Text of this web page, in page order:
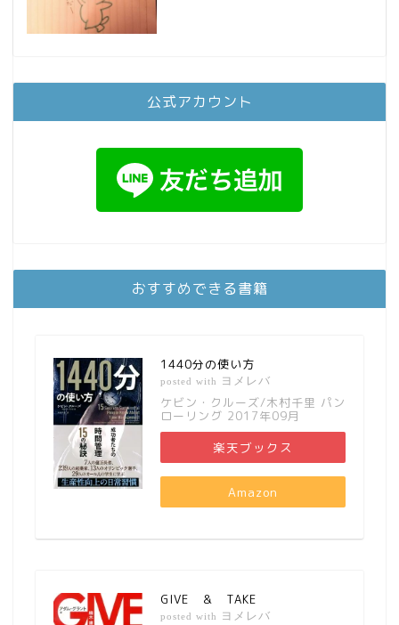
公式アカウント
おすすめできる書籍
1440分の使い方
posted with ヨメレバ
ケビン・クルーズ/木村千里 パン
ローリング 2017年09月
楽天ブックス
Amazon
GIVE ＆ TAKE
posted with ヨメレバ